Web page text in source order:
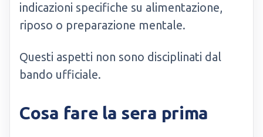
indicazioni specifiche su alimentazione,
riposo o preparazione mentale.
Questi aspetti non sono disciplinati dal
bando ufficiale.
Cosa fare la sera prima